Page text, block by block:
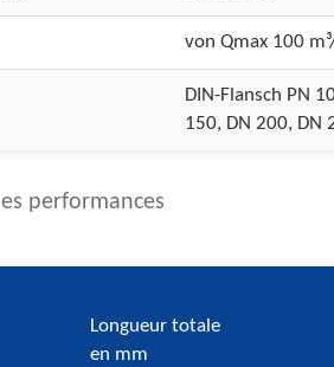
von Qmax 100
DIN-Flansch PN
150, DN 200, DN
performances
Longueur totale
en mm